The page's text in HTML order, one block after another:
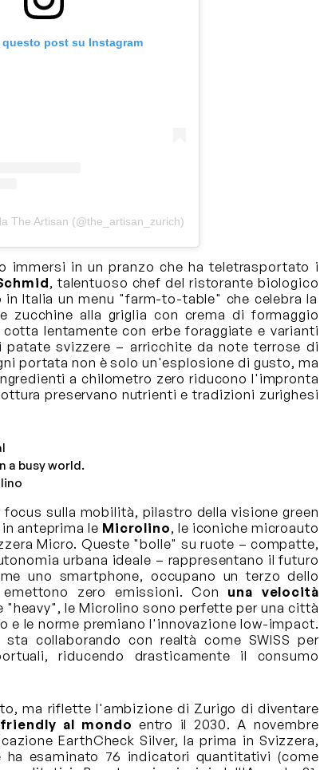
questo post su Instagram
The Artisan (@the_artisan_zurich)
immersi in un pranzo che ha teletrasportato i
, talentuoso chef del ristorante biologico
in Italia un menu "farm-to-table" che celebra la
zucchine alla griglia con crema di formaggio
lentamente con erbe foraggiate e varianti
patate svizzere – arricchite da note terrose di
portata non è solo un'esplosione di gusto, ma
a chilometro zero riducono l'impronta
preservano nutrienti e tradizioni zurighesi
a busy world.
sulla mobilità, pilastro della visione green
anteprima le Microlino, le iconiche microauto
Micro. Queste "bolle" su ruote – compatte,
urbana ideale – rappresentano il futuro
uno smartphone, occupano un terzo dello
zero emissioni. Con una velocità
"heavy", le Microlino sono perfette per una città
e le norme premiano l'innovazione low-impact.
collaborando con realtà come SWISS per
riducendo drasticamente il consumo
ma riflette l'ambizione di Zurigo di diventare
al mondo entro il 2030. A novembre
EarthCheck Silver, la prima in Svizzera,
ha esaminato 76 indicatori quantitativi (come